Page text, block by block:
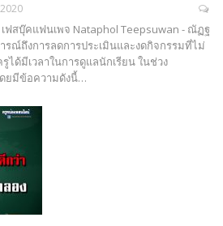
ฟสบุ๊คแฟนเพจ Nataphol Teepsuwan - ณัฏฐ
ณ์ถึงการลดการประเมินและงดกิจกรรมที่ไม่
ได้มีเวลาในการดูแลนักเรียน ในช่วง
ยมีข้อความดังนี้…